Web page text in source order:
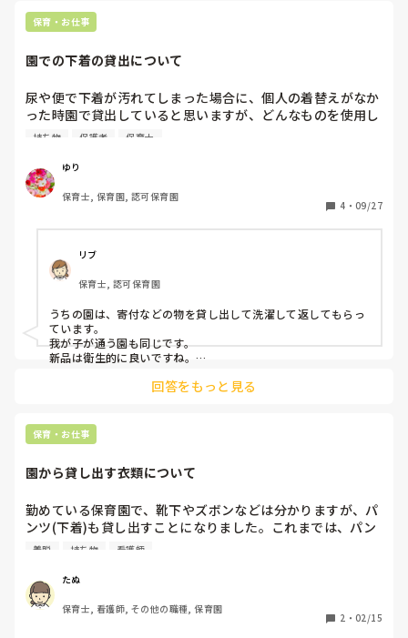
保育・お仕事
園での下着の貸出について
尿や便で下着が汚れてしまった場合に、個人の着替えがなか
った時園で貸出していると思いますが、どんなものを使用し
てどういうふうに返してもらっていますか？
てもらう、寄付されたものを貸し出して洗濯して来てもらい
持ち物 保護者 保育士
ゆり
保育士, 保育園, 認可保育園
4 ・ 09/27
リブ
保育士, 認可保育園
うちの園は、寄付などの物を貸し出して洗濯して返してもらっ
ています。
我が子が通う園も同じです。
新品は衛生的に良いですね。
回答をもっと見る
保育・お仕事
園から貸し出す衣類について
勤めている保育園で、靴下やズボンなどは分かりますが、パ
ンツ(下着)も貸し出すことになりました。これまでは、パン
ツは新しいものを貸して新しいものを返してもらうとなって
ツも他の衣類と同じ貸し方にするというのが保育側の結論だ
そうです。
(園から貸し出す時点で負担軽減に一役買っているのでそれ
着脱 持ち物 看護師
たぬ
保育士, 看護師, その他の職種, 保育園
2 ・ 02/15